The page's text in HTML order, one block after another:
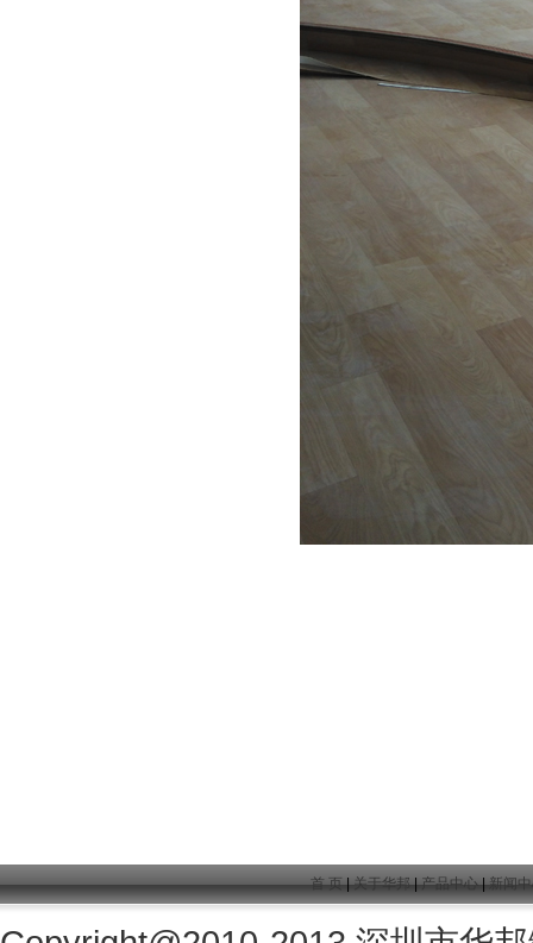
首 页|关于华邦|产品中心|新闻